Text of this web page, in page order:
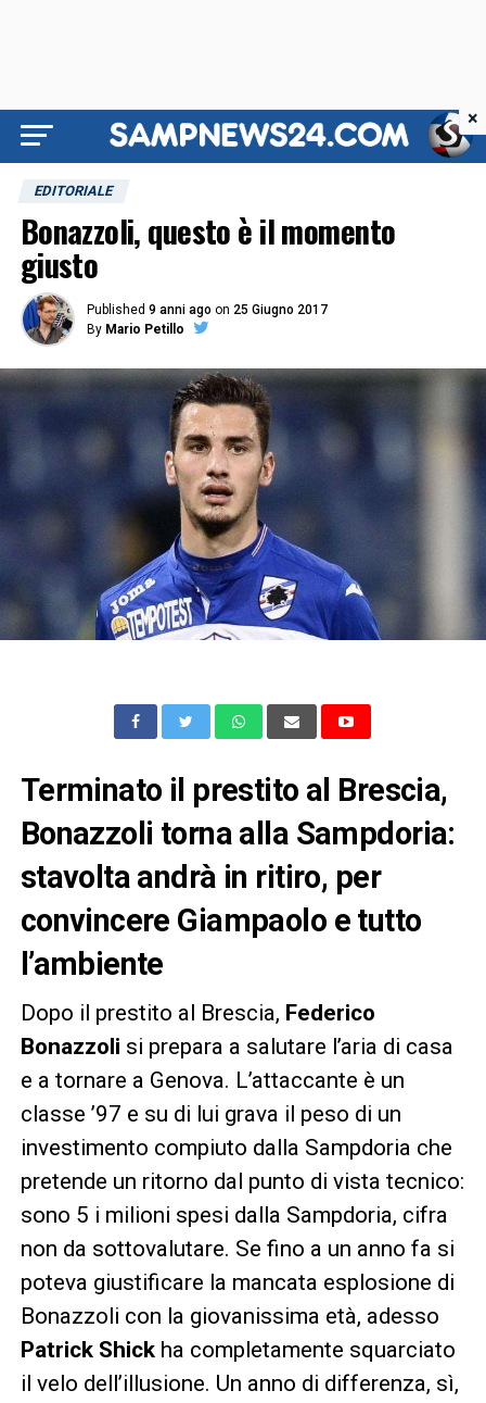
EDITORIALE
Bonazzoli, questo è il momento
giusto
Published 9 anni ago on 25 Giugno 2017
By Mario Petillo
Terminato il prestito al Brescia,
Bonazzoli torna alla Sampdoria:
stavolta andrà in ritiro, per
convincere Giampaolo e tutto
l’ambiente
Dopo il prestito al Brescia, Federico
Bonazzoli si prepara a salutare l’aria di casa
e a tornare a Genova. L’attaccante è un
classe ’97 e su di lui grava il peso di un
investimento compiuto dalla Sampdoria che
pretende un ritorno dal punto di vista tecnico:
sono 5 i milioni spesi dalla Sampdoria, cifra
non da sottovalutare. Se fino a un anno fa si
poteva giustificare la mancata esplosione di
Bonazzoli con la giovanissima età, adesso
Patrick Shickha completamente squarciato
il velo dell’illusione. Un anno di differenza, sì,
×